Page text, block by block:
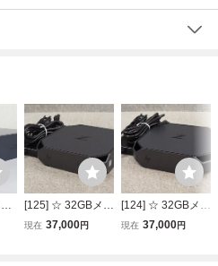
2
[125] ☆ 32GBメモ
リ！ Windows11P
現在 37,000円
[124] ☆ 32GBメモ
リ！ Windows11P
現在 37,000円